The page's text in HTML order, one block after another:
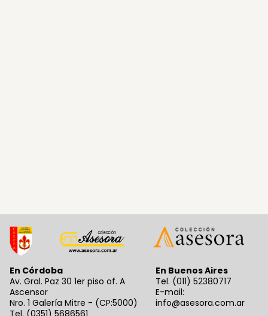
En Córdoba
Av. Gral. Paz 30 1er piso of. A
Ascensor
Nro. 1 Galería Mitre - (CP:5000)
En Buenos Aires
Tel. (011) 52380717
E-mail:
info@asesora.com.ar